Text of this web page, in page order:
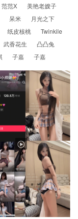
范范X
美艳老嫂子
呆米
月光之下
纸皮核桃
Twinkile
武香花生
凸凸兔
子嘉 子嘉
